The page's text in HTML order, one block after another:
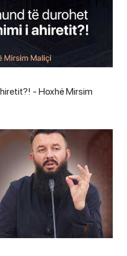
- Hoxhë Mirsim